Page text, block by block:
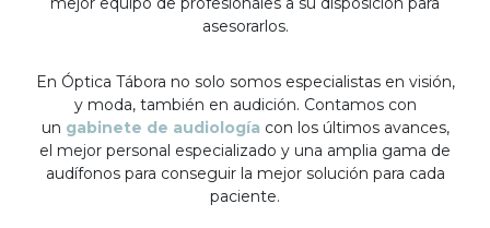
asesorarlos.
En Óptica Tábora no solo somos especialistas en visión,
y moda, también en audición. Contamos con
un gabinete de audiología con los últimos avances,
el mejor personal especializado y una amplia gama de
audífonos para conseguir la mejor solución para cada
paciente.